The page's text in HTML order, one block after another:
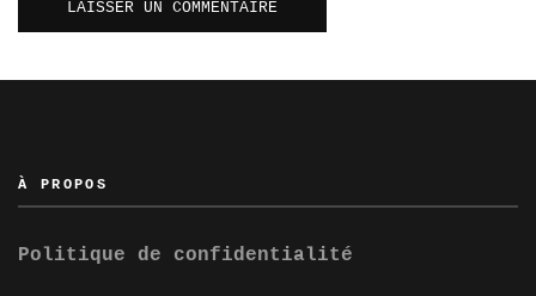
À PROPOS
Politique de confidentialité